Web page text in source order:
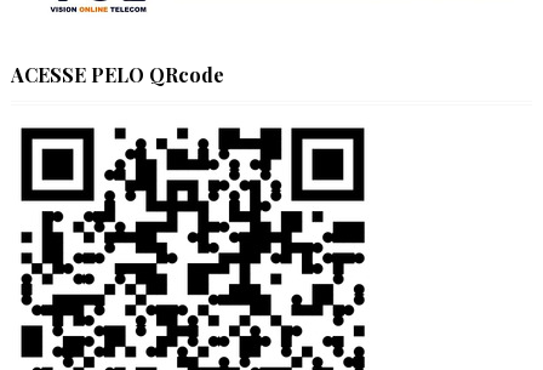
ACESSE PELO QRcode